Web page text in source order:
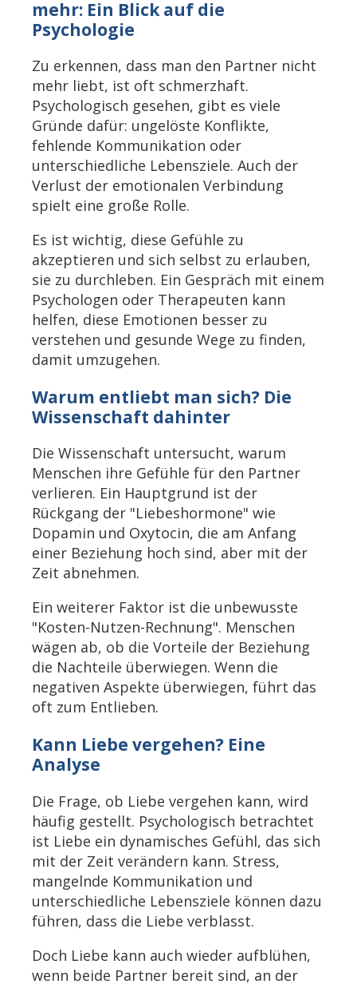
mehr: Ein Blick auf die
Psychologie
Zu erkennen, dass man den Partner nicht
mehr liebt, ist oft schmerzhaft.
Psychologisch gesehen, gibt es viele
Gründe dafür: ungelöste Konflikte,
fehlende Kommunikation oder
unterschiedliche Lebensziele. Auch der
Verlust der emotionalen Verbindung
spielt eine große Rolle.
Es ist wichtig, diese Gefühle zu
akzeptieren und sich selbst zu erlauben,
sie zu durchleben. Ein Gespräch mit einem
Psychologen oder Therapeuten kann
helfen, diese Emotionen besser zu
verstehen und gesunde Wege zu finden,
damit umzugehen.
Warum entliebt man sich? Die
Wissenschaft dahinter
Die Wissenschaft untersucht, warum
Menschen ihre Gefühle für den Partner
verlieren. Ein Hauptgrund ist der
Rückgang der "Liebeshormone" wie
Dopamin und Oxytocin, die am Anfang
einer Beziehung hoch sind, aber mit der
Zeit abnehmen.
Ein weiterer Faktor ist die unbewusste
"Kosten-Nutzen-Rechnung". Menschen
wägen ab, ob die Vorteile der Beziehung
die Nachteile überwiegen. Wenn die
negativen Aspekte überwiegen, führt das
oft zum Entlieben.
Kann Liebe vergehen? Eine
Analyse
Die Frage, ob Liebe vergehen kann, wird
häufig gestellt. Psychologisch betrachtet
ist Liebe ein dynamisches Gefühl, das sich
mit der Zeit verändern kann. Stress,
mangelnde Kommunikation und
unterschiedliche Lebensziele können dazu
führen, dass die Liebe verblasst.
Doch Liebe kann auch wieder aufblühen,
wenn beide Partner bereit sind, an der